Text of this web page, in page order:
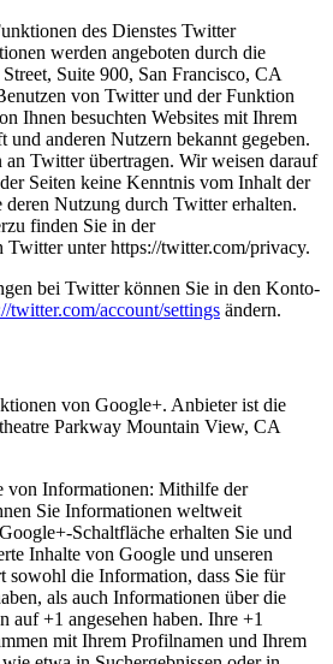
des Dienstes Twitter
werden angeboten durch die
Suite 900, San Francisco, CA
von Twitter und der Funktion
Ihnen besuchten Websites mit Ihrem
anderen Nutzern bekannt gegeben.
Twitter übertragen. Wir weisen darauf
Seiten keine Kenntnis vom Inhalt der
Nutzung durch Twitter erhalten.
finden Sie in der
Twitter unter https://twitter.com/privacy.
bei Twitter können Sie in den Konto-
twitter.com/account/settings ändern.
von Google+. Anbieter ist die
Parkway Mountain View, CA
von Informationen: Mithilfe der
Sie Informationen weltweit
Schaltfläche erhalten Sie und
Inhalte von Google und unseren
sowohl die Information, dass Sie für
als auch Informationen über die
auf +1 angesehen haben. Ihre +1
mit Ihrem Profilnamen und Ihrem